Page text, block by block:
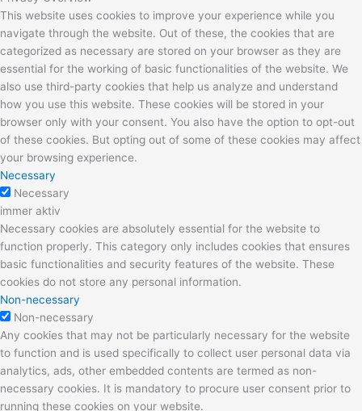
This website uses cookies to improve your experience while you
navigate through the website. Out of these, the cookies that are
categorized as necessary are stored on your browser as they are
essential for the working of basic functionalities of the website. We
also use third-party cookies that help us analyze and understand
how you use this website. These cookies will be stored in your
browser only with your consent. You also have the option to opt-out
of these cookies. But opting out of some of these cookies may affect
your browsing experience.
Necessary
Necessary
immer aktiv
Necessary cookies are absolutely essential for the website to
function properly. This category only includes cookies that ensures
basic functionalities and security features of the website. These
cookies do not store any personal information.
Non-necessary
Non-necessary
Any cookies that may not be particularly necessary for the website
to function and is used specifically to collect user personal data via
analytics, ads, other embedded contents are termed as non-
necessary cookies. It is mandatory to procure user consent prior to
running these cookies on your website.